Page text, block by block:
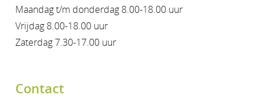
Maandag t/m donderdag 8.00-18.00 uur
Vrijdag 8.00-18.00 uur
Zaterdag 7.30-17.00 uur
Contact